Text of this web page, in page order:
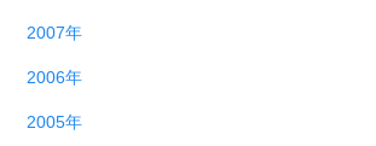
2007年
2006年
2005年